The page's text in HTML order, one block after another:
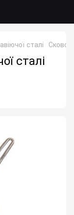
сталі
сталі